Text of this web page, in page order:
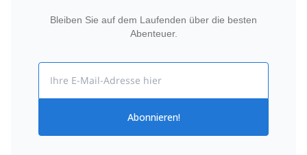
Bleiben Sie auf dem Laufenden über die besten
Abenteuer.
Abonnieren!